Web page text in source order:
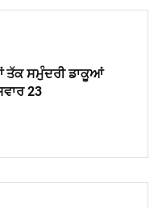
ਤੱਕ ਸਮੁੰਦਰੀ ਡਾਕੂਆਂ
23